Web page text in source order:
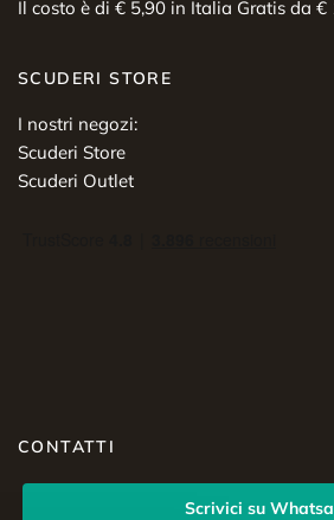
Il costo è di € 5,90 in Italia Gratis da €
SCUDERI STORE
I nostri negozi:
Scuderi Store
Scuderi Outlet
CONTATTI
Scrivici su